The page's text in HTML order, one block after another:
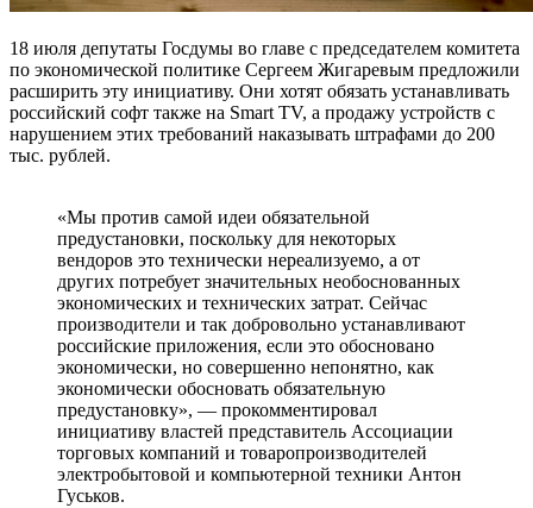
18 июля депутаты Госдумы во главе с председателем комитета
по экономической политике Сергеем Жигаревым предложили
расширить эту инициативу. Они хотят обязать устанавливать
российский софт также на Smart TV, а продажу устройств с
нарушением этих требований наказывать штрафами до 200
тыс. рублей.
«Мы против самой идеи обязательной
предустановки, поскольку для некоторых
вендоров это технически нереализуемо, а от
других потребует значительных необоснованных
экономических и технических затрат. Сейчас
производители и так добровольно устанавливают
российские приложения, если это обосновано
экономически, но совершенно непонятно, как
экономически обосновать обязательную
предустановку», — прокомментировал
инициативу властей представитель Ассоциации
торговых компаний и товаропроизводителей
электробытовой и компьютерной техники Антон
Гуськов.